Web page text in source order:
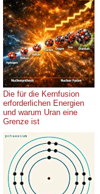
Die für die Kernfusion
erforderlichen Energien
und warum Uran eine
Grenze ist